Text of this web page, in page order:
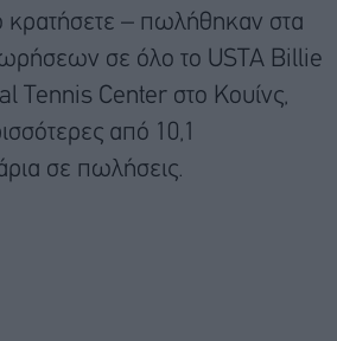
κρατήσετε – πωλήθηκαν στα
σε όλο το USTA Billie
Tennis Center στο Κουίνς,
από 10,1
σε πωλήσεις.